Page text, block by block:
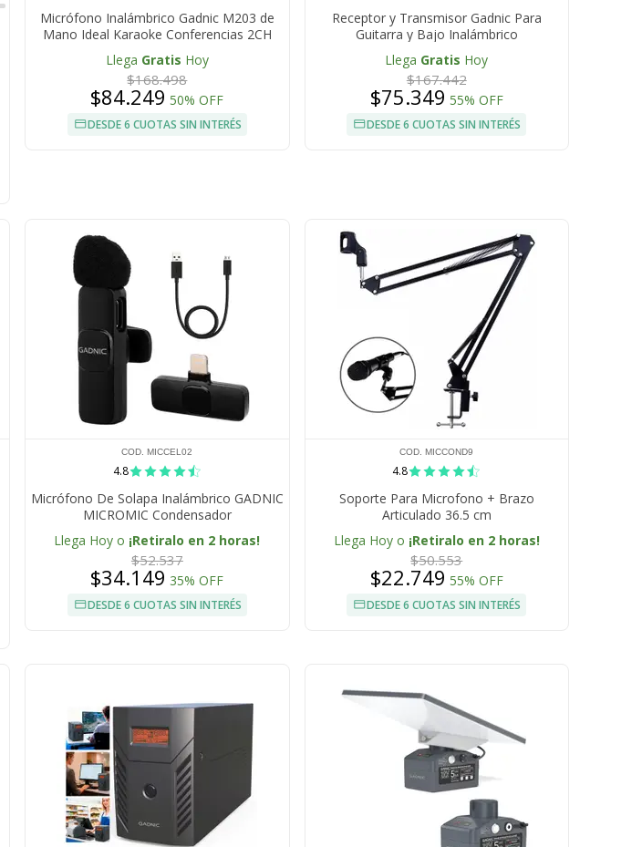
Micrófono Inalámbrico Gadnic M203 de
Mano Ideal Karaoke Conferencias 2CH
Llega Gratis Hoy
$168.498
$84.249 50% OFF
DESDE 6 CUOTAS SIN INTERÉS
Receptor y Transmisor Gadnic Para
Guitarra y Bajo Inalámbrico
Llega Gratis Hoy
$167.442
$75.349 55% OFF
DESDE 6 CUOTAS SIN INTERÉS
COD. MICCEL02
4.8
Micrófono De Solapa Inalámbrico GADNIC
MICROMIC Condensador
Llega Hoy o ¡Retiralo en 2 horas!
$52.537
$34.149 35% OFF
DESDE 6 CUOTAS SIN INTERÉS
COD. MICCOND9
4.8
Soporte Para Microfono + Brazo
Articulado 36.5 cm
Llega Hoy o ¡Retiralo en 2 horas!
$50.553
$22.749 55% OFF
DESDE 6 CUOTAS SIN INTERÉS